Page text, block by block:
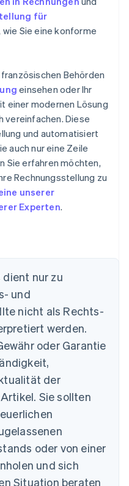
für
wie Sie eine konforme
Behörden
einsehen oder Ihr
einer modernen Lösung
vereinfachen. Diese
und automatisiert
auch nur eine Zeile
Sie erfahren möchten,
Rechnungsstellung zu
unserer
Experten.
nur zu
und
nicht als Rechts-
werden.
oder Garantie
der
Sie sollten
oder von einer
und sich
Situation beraten